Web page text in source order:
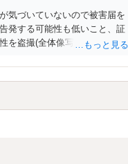
気づいていないので被害届を
発する可能性も低いこと、証
を盗撮(全体像写真1枚と5秒程
経験では多くなった印象です
ます）。2度としないことを